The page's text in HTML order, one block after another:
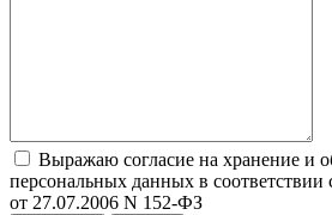
Выражаю согласие на хранение и
персональных данных в
от 27.07.2006 N 152-ФЗ